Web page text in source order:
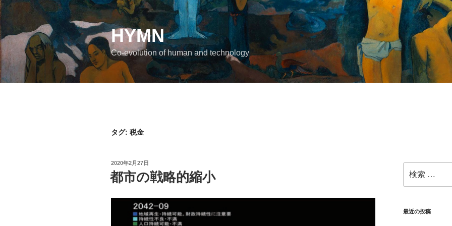
コ
ン
テ
ン
ツ
へ
ス
HYMN
Co-evolution of human and technology
タグ: 税金
投
稿
日:
2020年2月27日
都市の戦略的縮小
索:
最近の投稿